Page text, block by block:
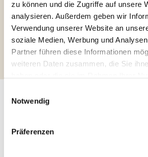
zu können und die Zugriffe auf unsere
analysieren. Außerdem geben wir
Verwendung unserer Website an
soziale Medien, Werbung und
Partner führen diese Informationen
weiteren Daten zusammen, die Sie
Notwendig
Präferenzen
Weitere
interessieren könnten